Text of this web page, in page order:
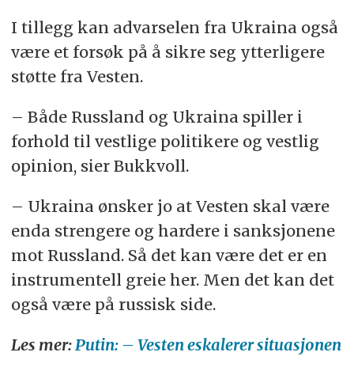
I tillegg kan advarselen fra Ukraina også
være et forsøk på å sikre seg ytterligere
støtte fra Vesten.
– Både Russland og Ukraina spiller i
forhold til vestlige politikere og vestlig
opinion, sier Bukkvoll.
– Ukraina ønsker jo at Vesten skal være
enda strengere og hardere i sanksjonene
mot Russland. Så det kan være det er en
instrumentell greie her. Men det kan det
også være på russisk side.
Les mer:Putin: – Vesten eskalerer situasjonen